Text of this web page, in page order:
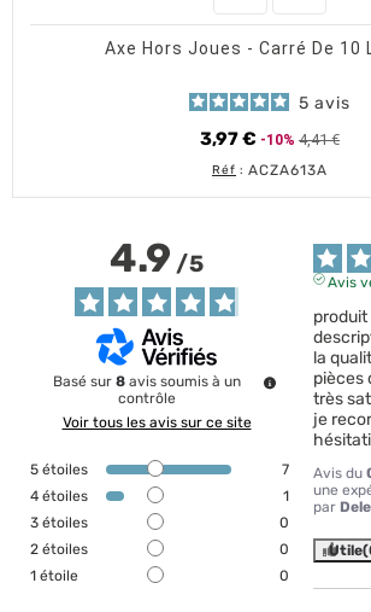
Axe Hors Joues - Carré De 10
5 avis
3,97 € Prix de base
-10% 4,41 €
Prix
Réf : ACZA613A
4.9/5
Basé sur8 avis soumis à un
contrôle
Voir tous les avis sur ce site
5 étoiles
7
4 étoiles
1
3 étoiles
0
2 étoiles
0
1 étoile 0
Avis
la
pièces
très
je
Avis du
une
par
Utile